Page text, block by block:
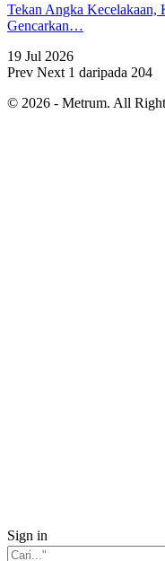
Tekan Angka Kecelakaan,
Gencarkan…
19 Jul 2026
Prev Next 1 daripada 204
© 2026 - Metrum. All
Sign in